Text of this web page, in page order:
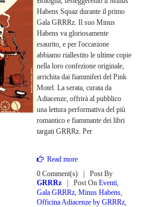
Habens Squaz durante il primo
Gala GRRRz. Il suo Minus
Habens va gloriosamente
esaurito, e per l'occasione
abbiamo riallestito le ultime copie
nella loro confezione originale,
arrichita dai fiammiferi del Pink
Motel. La serata, curata da
Adiacenze, offrirà al pubblico
una lettura performativa del più
romantico e fiammante dei libri
targati GRRRz. Per
Read more
0 Comment(s)
Post By
GRRRz
Post On Eventi,
Gala GRRRz, Minus Habens,
Officina Adiacenze by GRRRz,